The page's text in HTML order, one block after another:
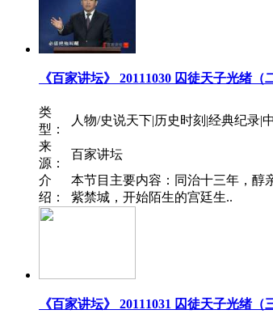
《百家讲坛》 20111030 囚徒天子光绪（
类
型：
人物/史说天下|历史时刻|经典纪录|
来
源：
百家讲坛
介
绍：
本节目主要内容：同治十三年，醇
紫禁城，开始陌生的宫廷生..
《百家讲坛》 20111031 囚徒天子光绪（